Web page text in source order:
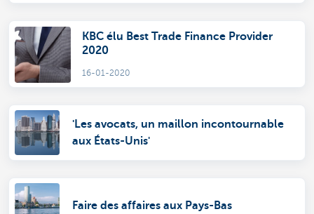
KBC élu Best Trade Finance Provider
2020
16-01-2020
'Les avocats, un maillon incontournable
aux États-Unis'
Faire des affaires aux Pays-Bas